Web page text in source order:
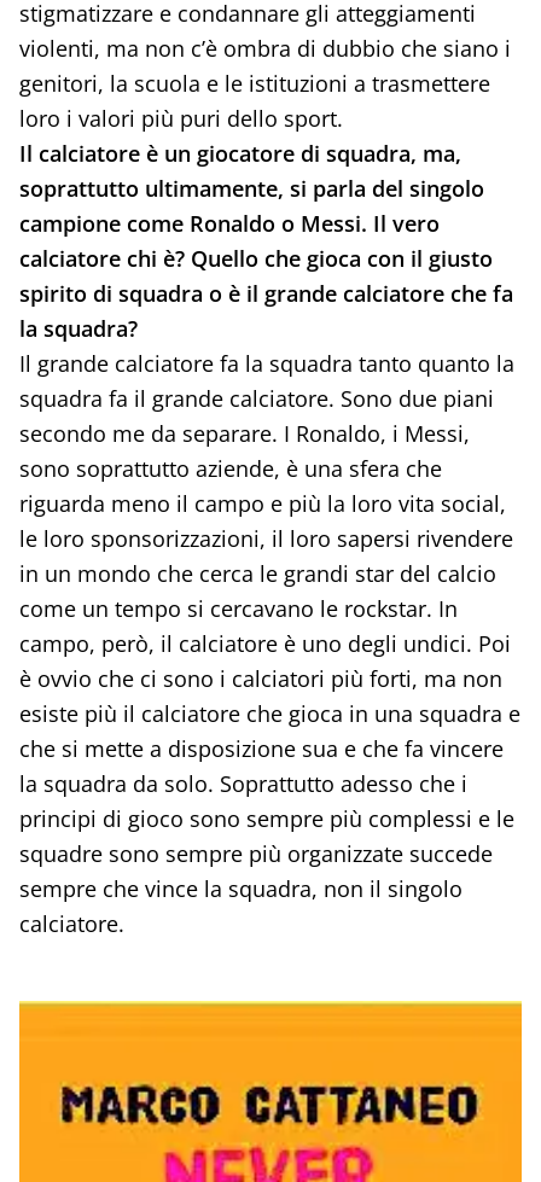
stigmatizzare e condannare gli atteggiamenti
violenti, ma non c’è ombra di dubbio che siano i
genitori, la scuola e le istituzioni a trasmettere
loro i valori più puri dello sport.
Il calciatore è un giocatore di squadra, ma,
soprattutto ultimamente, si parla del singolo
campione come Ronaldo o Messi. Il vero
calciatore chi è? Quello che gioca con il giusto
spirito di squadra o è il grande calciatore che fa
la squadra?
Il grande calciatore fa la squadra tanto quanto la
squadra fa il grande calciatore. Sono due piani
secondo me da separare. I Ronaldo, i Messi,
sono soprattutto aziende, è una sfera che
riguarda meno il campo e più la loro vita social,
le loro sponsorizzazioni, il loro sapersi rivendere
in un mondo che cerca le grandi star del calcio
come un tempo si cercavano le rockstar. In
campo, però, il calciatore è uno degli undici. Poi
è ovvio che ci sono i calciatori più forti, ma non
esiste più il calciatore che gioca in una squadra e
che si mette a disposizione sua e che fa vincere
la squadra da solo. Soprattutto adesso che i
principi di gioco sono sempre più complessi e le
squadre sono sempre più organizzate succede
sempre che vince la squadra, non il singolo
calciatore.